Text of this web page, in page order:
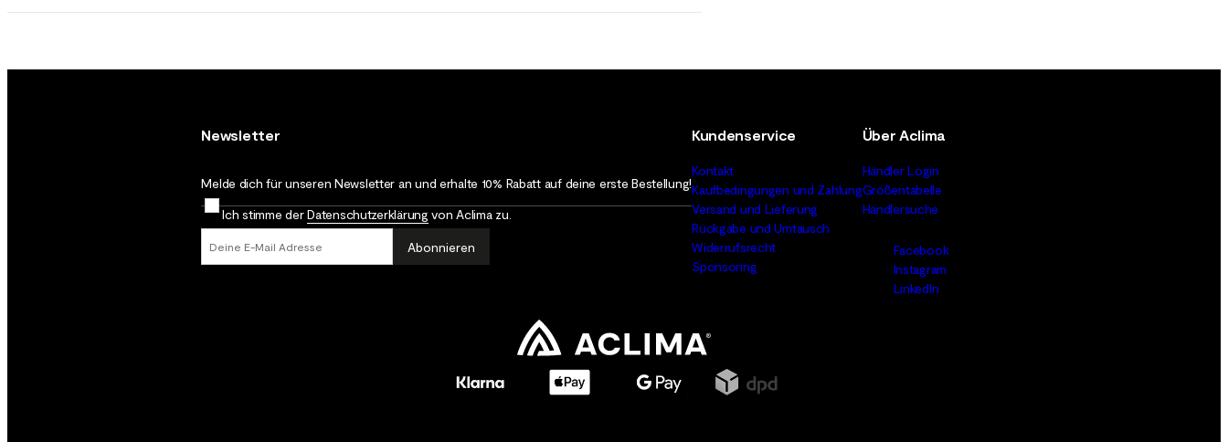
Newsletter
Melde dich für unseren Newsletter an und erhalte 10% Rabatt auf deine erste Bestellung!
Ich stimme derDatenschutz­erklärung von Aclima zu.
Abonnieren
Kundenservice
Kontakt
Kaufbedingungen und Zahlung
Versand und Lieferung
Rückgabe und Umtausch
Widerrufsrecht
Sponsoring
Über Aclima
Händler Login
Größentabelle
Händlersuche
Facebook
Instagram
LinkedIn